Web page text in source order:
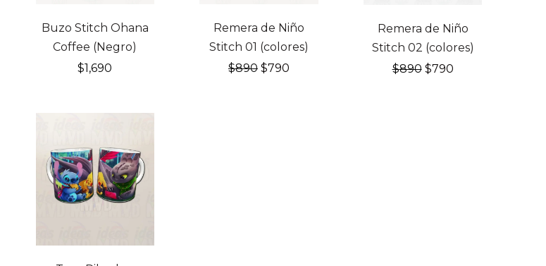
Buzo Stitch Ohana
Coffee (Negro)
$1,690
Remera de Niño
Stitch 01 (colores)
$890 El
$790El
Remera de Niño
Stitch 02 (colores)
$890 El
$790El